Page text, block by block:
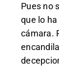
Pues no
que lo
cámara.